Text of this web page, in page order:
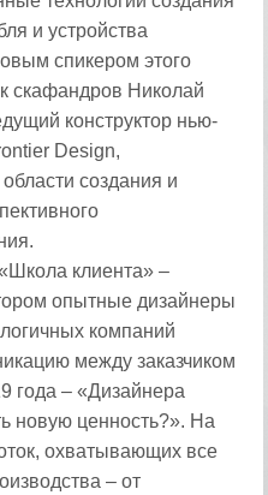
и устройства
спикером этого
скафандров Николай
конструктор нью-
Design,
создания и
клиента» –
опытные дизайнеры
компаний
между заказчиком
года – «Дизайнера
новую ценность?». На
охватывающих все
– от